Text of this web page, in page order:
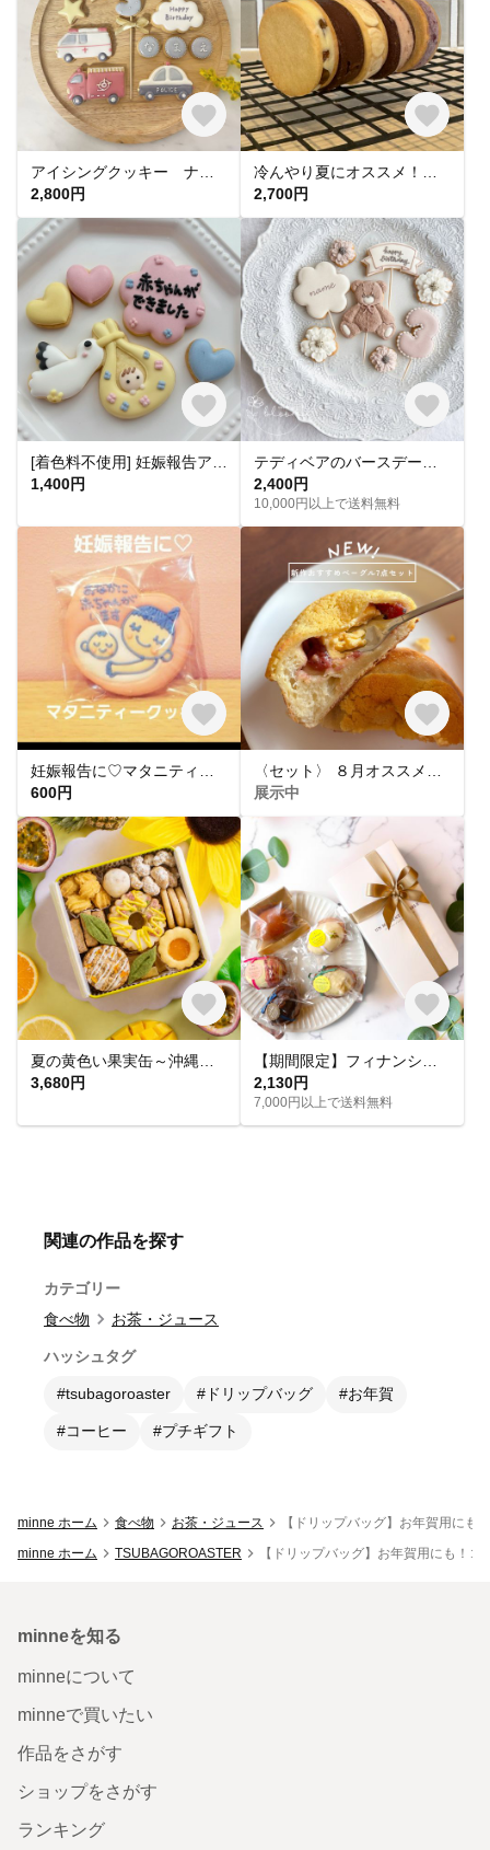
2,800円
2,700円
1,400円
2,400円
10,000円以上で送料無料
600円
展示中
3,680円
2,130円
7,000円以上で送料無料
関連の作品を探す
カテゴリー
食べ物
お茶・ジュース
ハッシュタグ
#tsubagoroaster #ドリップバッグ #お年賀
#コーヒー #プチギフト
minne ホーム 食べ物 お茶・ジュース
【ドリップバッグ】お年賀用にも
minne ホーム
TSUBAGOROASTER 【ドリップバッグ】お年賀用にも！
minneを知る
minneについて
minneで買いたい
作品をさがす
ショップをさがす
ランキング